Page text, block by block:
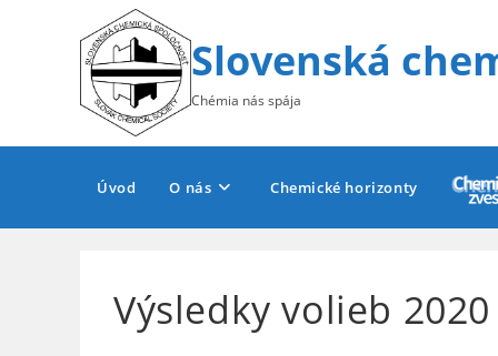
Slovenská
Chémia nás spája
Úvod O nás Chemické horizonty
Výsledky volieb 2020